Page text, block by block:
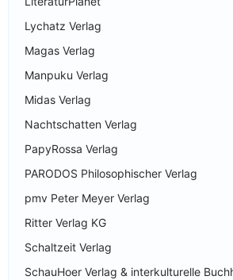
Lychatz Verlag
Magas Verlag
Manpuku Verlag
Midas Verlag
Nachtschatten Verlag
PapyRossa Verlag
PARODOS Philosophischer Verlag
pmv Peter Meyer Verlag
Ritter Verlag KG
Schaltzeit Verlag
SchauHoer Verlag & interkulturelle